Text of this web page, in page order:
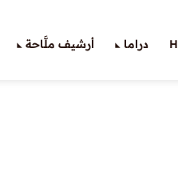
دراما أرشيف ملَّاحة